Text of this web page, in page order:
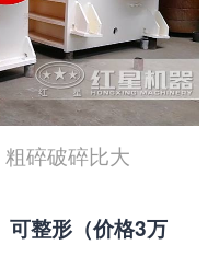
碎破碎比大
可整形（价格3万